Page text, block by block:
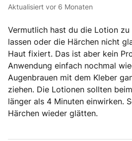
Aktualisiert vor 6 Monaten
Vermutlich hast du die Lotion
lassen oder die Härchen nicht
Haut fixiert. Das ist aber kein
Anwendung einfach nochmal
Augenbrauen mit dem Kleber
ziehen. Die Lotionen sollten
länger als 4 Minuten einwirken.
Härchen wieder glätten.